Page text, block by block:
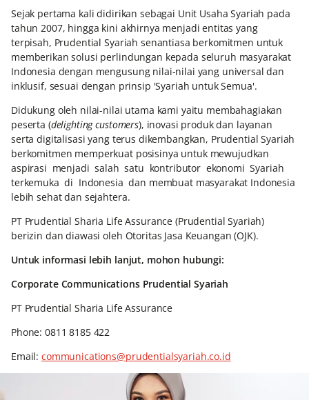
Sejak pertama kali didirikan sebagai Unit Usaha Syariah pada
tahun 2007, hingga kini akhirnya menjadi entitas yang
terpisah, Prudential Syariah senantiasa berkomitmen untuk
memberikan solusi perlindungan kepada seluruh masyarakat
Indonesia dengan mengusung nilai-nilai yang universal dan
inklusif, sesuai dengan prinsip 'Syariah untuk Semua'.
Didukung oleh nilai-nilai utama kami yaitu membahagiakan
peserta (delighting customers), inovasi produk dan layanan
serta digitalisasi yang terus dikembangkan, Prudential Syariah
berkomitmen memperkuat posisinya untuk mewujudkan
aspirasi menjadi salah satu kontributor ekonomi Syariah
terkemuka di Indonesia dan membuat masyarakat Indonesia
lebih sehat dan sejahtera.
PT Prudential Sharia Life Assurance (Prudential Syariah)
berizin dan diawasi oleh Otoritas Jasa Keuangan (OJK).
Untuk informasi lebih lanjut, mohon hubungi:
Corporate Communications Prudential Syariah
PT Prudential Sharia Life Assurance
Phone: 0811 8185 422
Email:communications@prudentialsyariah.co.id